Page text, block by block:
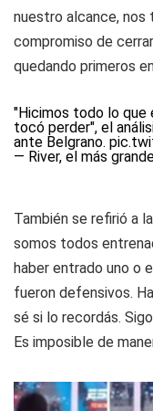
nuestro alcance, nos
compromiso de
quedando primeros
"Hicimos todo lo que
tocó perder", el
ante Belgrano.
— River, el más
También se refirió a
somos todos
haber entrado uno o
fueron defensivos.
sé si lo recordás.
Es imposible de